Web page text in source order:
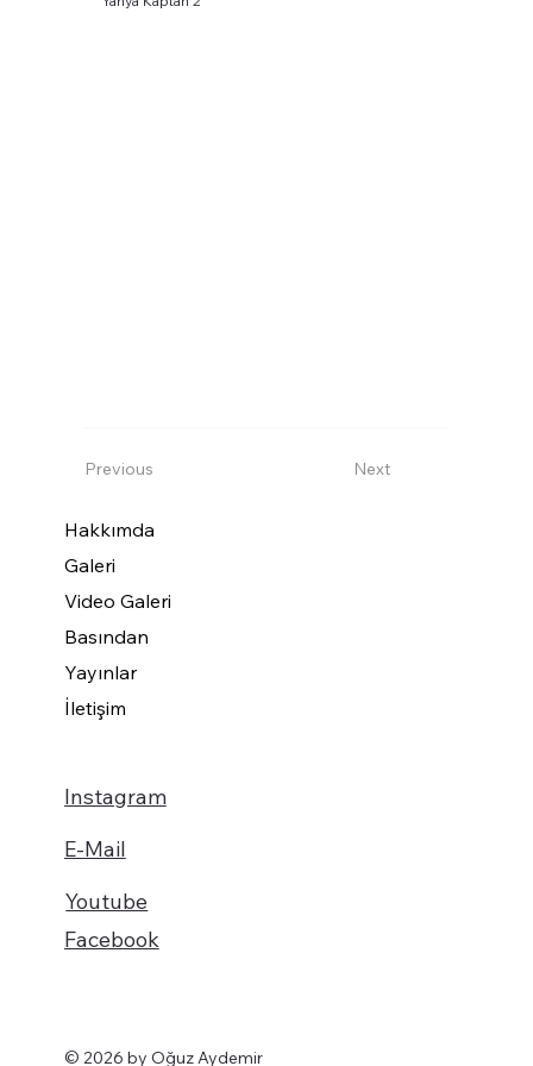
Previous Next
Hakkımda
Galeri
Video Galeri
Basından
Yayınlar
İletişim
Instagram
Facebook
Youtube
E-Mail
© 2026 by Oğuz Aydemir